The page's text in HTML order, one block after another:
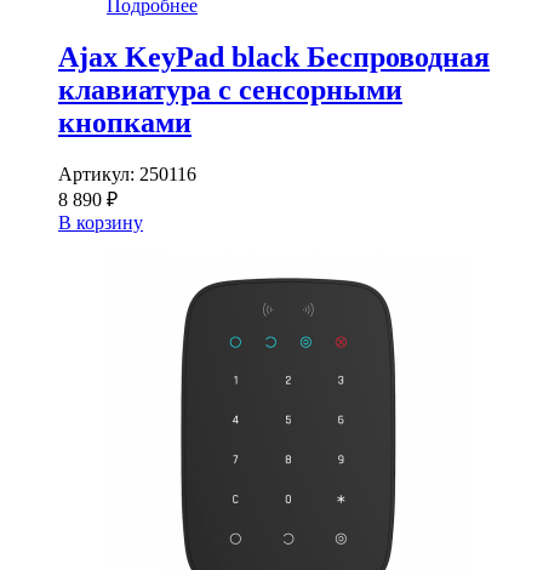
Подробнее
Ajax KeyPad black Беспроводная
клавиатура с сенсорными
кнопками
Артикул: 250116
8 890 ₽
В корзину